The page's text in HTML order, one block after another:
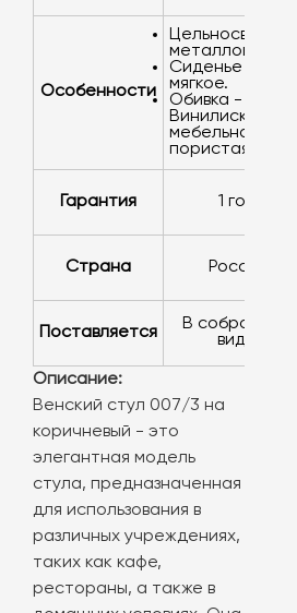
Особенности
Цельносварной
металлокаркас.
Сиденье
мягкое.
Обивка -
Винилискожа
мебельная
пористая
Гарантия 1 год
Страна Россия
Поставляется
в собранном
виде
Описание:
Венский стул 007/3 на
коричневый - это
элегантная модель
стула, предназначенная
для использования в
различных учреждениях,
таких как кафе,
рестораны, а также в